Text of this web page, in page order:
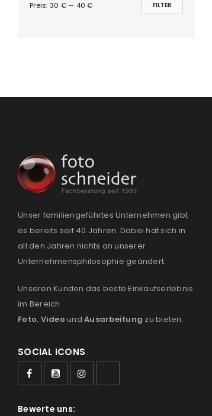
FILTER
Preis: 30 €— 40 €
Unser familiengeführtes Unternehmen gibt
es bereits seit 40 Jahren. Dabei hat sich in
all den Jahren nichts an unserer
Unternehmensphilosophie geändert:
Unseren Kunden das beste Einkaufserlebnis
im Bereich
Foto, Video und Ausarbeitung zu bieten.
SOCIAL ICONS
Bewerte uns: